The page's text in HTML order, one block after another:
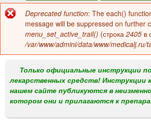
а
в
о
м
е
н
Сообщение
об
ошибке
Deprecated function: The each()
message will be suppressed on further
menu_set_active_trail() (строка 2405 в
/var/www/admini/data/www/medicalj.ru/
Только официальные инструкции
лекарственных средств! Инструкции
нашем сайте публикуются в
котором они и прилагаются к